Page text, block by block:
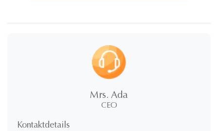
Mrs. Ada
CEO
Kontaktdetails